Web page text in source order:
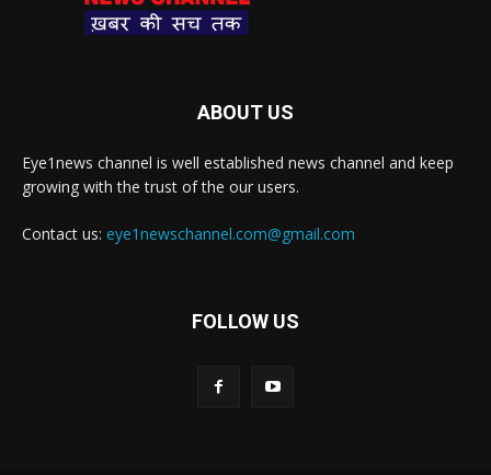
ABOUT US
Eye1news channel is well established news channel and keep
growing with the trust of the our users.
Contact us: eye1newschannel.com@gmail.com
FOLLOW US